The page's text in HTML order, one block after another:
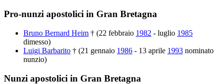
Pro-nunzi apostolici in Gran Bretagna
Bruno Bernard Heim † (22 febbraio 1982 - luglio 1985
dimesso)
Luigi Barbarito † (21 gennaio 1986 - 13 aprile 1993 nominato
nunzio)
Nunzi apostolici in Gran Bretagna